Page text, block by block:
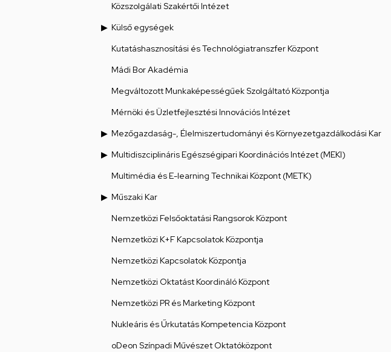
Közszolgálati Szakértői Intézet
Külső egységek
Kutatáshasznosítási és Technológiatranszfer Központ
Mádi Bor Akadémia
Megváltozott Munkaképességűek Szolgáltató Központja
Mérnöki és Üzletfejlesztési Innovációs Intézet
Mezőgazdaság-, Élelmiszertudományi és Környezetgazdálkodási Kar
Multidiszciplináris Egészségipari Koordinációs Intézet (MEKI)
Multimédia és E-learning Technikai Központ (METK)
Műszaki Kar
Nemzetközi Felsőoktatási Rangsorok Központ
Nemzetközi K+F Kapcsolatok Központja
Nemzetközi Kapcsolatok Központja
Nemzetközi Oktatást Koordináló Központ
Nemzetközi PR és Marketing Központ
Nukleáris és Űrkutatás Kompetencia Központ
oDeon Színpadi Művészet Oktatóközpont